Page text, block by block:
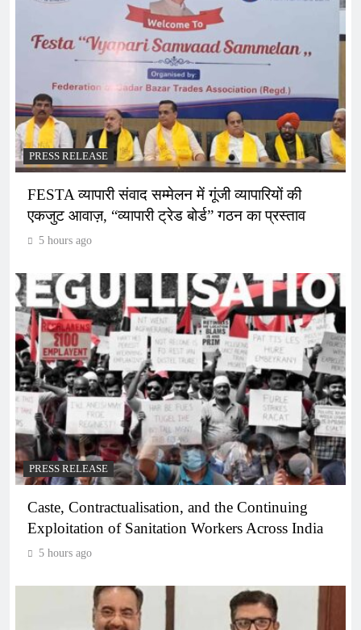
PRESS RELEASE
FESTA व्यापारी संवाद सम्मेलन में गूंजी व्यापारियों की
एकजुट आवाज़, “व्यापारी ट्रेड बोर्ड” गठन का प्रस्ताव
5 hours ago
PRESS RELEASE
Caste, Contractualisation, and the Continuing
Exploitation of Sanitation Workers Across India
5 hours ago